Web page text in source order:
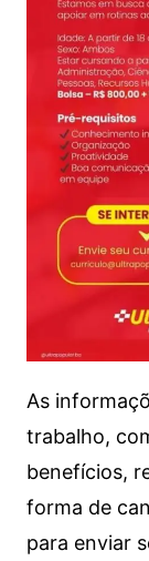
As
trabalho,
benefícios,
forma de
para enviar